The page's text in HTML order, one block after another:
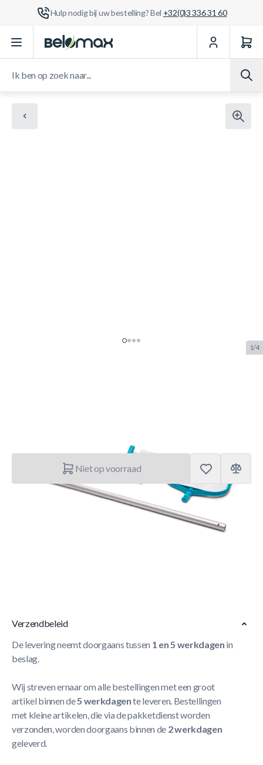
Hulp nodig bij uw bestelling? Bel +32(0)3 336 31 60
Ga naar de inhoud
1/4
Niet op voorraad
Verzendbeleid
De levering neemt doorgaans tussen 1 en 5 werkdagen in
beslag.
Wij streven ernaar om alle bestellingen met een groot
artikel binnen de5 werkdagente leveren. Bestellingen
met kleine artikelen, die via de pakketdienst worden
verzonden, worden doorgaans binnen de 2 werkdagen
geleverd.